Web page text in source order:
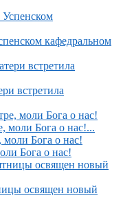
кафедральном
встретила
моли Бога о нас!...
Бога о нас!
освящен новый